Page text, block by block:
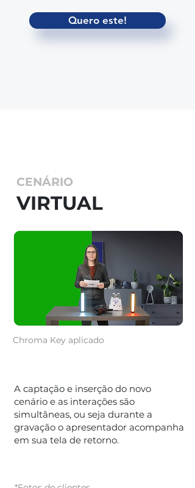
Quero este!
CENÁRIO
VIRTUAL
Chroma Key aplicado
A captação e inserção do novo
cenário e as interações são
simultâneas, ou seja durante a
gravação o apresentador acompanha
em sua tela de retorno.